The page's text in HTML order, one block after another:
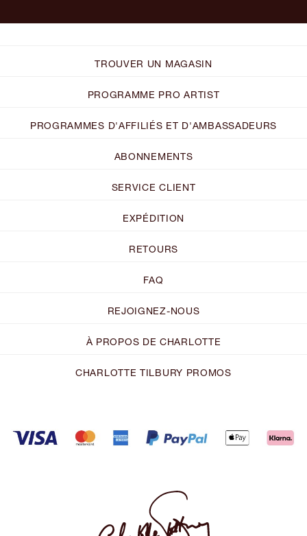
TROUVER UN MAGASIN
PROGRAMME PRO ARTIST
PROGRAMMES D'AFFILIÉS ET D'AMBASSADEURS
ABONNEMENTS
SERVICE CLIENT
EXPÉDITION
RETOURS
FAQ
REJOIGNEZ-NOUS
À PROPOS DE CHARLOTTE
CHARLOTTE TILBURY PROMOS